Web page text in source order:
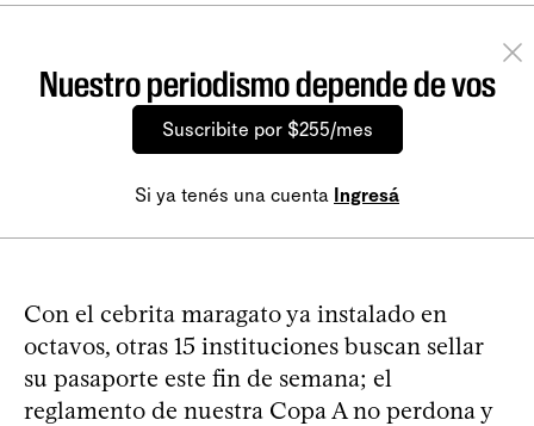
Nuestro periodismo depende de vos
Suscribite por $255/mes
Si ya tenés una cuenta Ingresá
Con el cebrita maragato ya instalado en
octavos, otras 15 instituciones buscan sellar
su pasaporte este fin de semana; el
reglamento de nuestra Copa A no perdona y